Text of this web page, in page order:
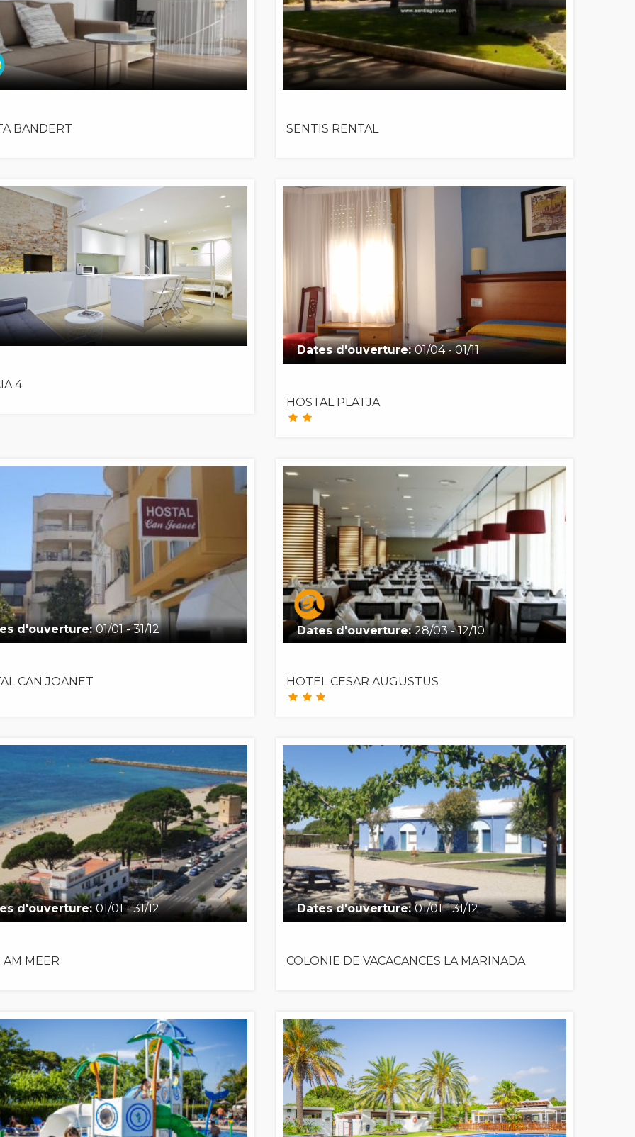
BANDERT SENTIS RENTAL
4
Dates d'ouverture:01/04 - 01/11
HOSTAL PLATJA
d'ouverture:01/01 - 31/12
CAN JOANET
Dates d'ouverture:28/03 - 12/10
HOTEL CESAR AUGUSTUS
d'ouverture:01/01 - 31/12
AM MEER
Dates d'ouverture: 01/01 - 31/12
COLONIE DE VACACANCES LA MARINADA